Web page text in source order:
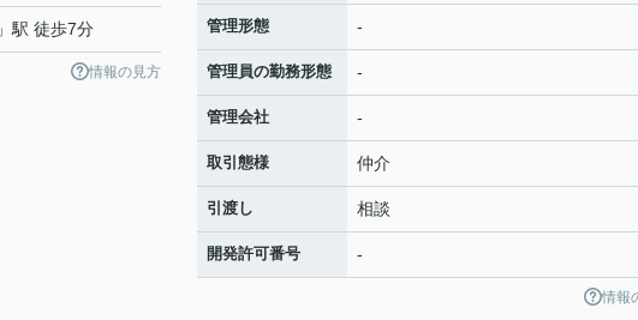
」駅 徒歩7分
情報の見方
管理形態 -
管理員の勤務形態 -
管理会社 -
取引態様 仲介
引渡し 相談
開発許可番号 -
情報